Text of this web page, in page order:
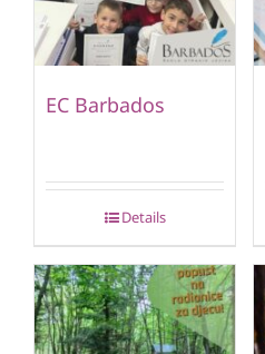
EC Barbados
Details